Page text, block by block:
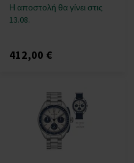
Η αποστολή θα γίνει στις
13.08.
412,00 €